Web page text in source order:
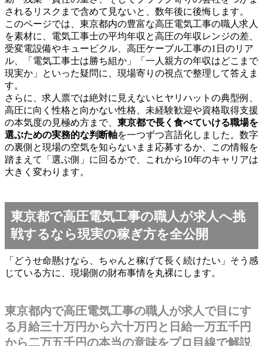
されるリスクまで含めて見ないと、数年後に後悔します。
このページでは、東京都内の豊富な高圧電気工事の職人求人
を素材に、電気工事士の平均年収と高圧の年収レンジの差、
受変電設備やキュービクル、高圧ケーブル工事の1日のリア
ル、「電気工事士は勝ち組か」「一人親方の年収はどこまで
現実か」といった疑問に、現場寄りの視点で整理して答えま
す。
さらに、求人票では絶対に見えないヒヤリハットの典型例、
高圧に向く性格と向かない性格、未経験歓迎や資格取得支援
の本気度の見極め方まで、 東京都で長く食べていける職場を
選ぶための実務的な判断軸を一つずつ言語化しました。数字
の裏側と現場の空気を知らないまま応募するか、この情報を
踏まえて「選ぶ側」に回るかで、これから10年のキャリアは
大きく変わります。
東京都で高圧電気工事の職人が求人へ挑
戦するなら現実の稼ぎ方を全公開
「どうせ命懸けなら、ちゃんと稼げて長く続けたい」そう感
じている方に、現場側の財布事情を丸裸にします。
東京都内で高圧電気工事の職人が求人で目にす
る月給三十万円から六十万円と日給一万五千円
から二万五千円の本当の意味をプロ目線で解説